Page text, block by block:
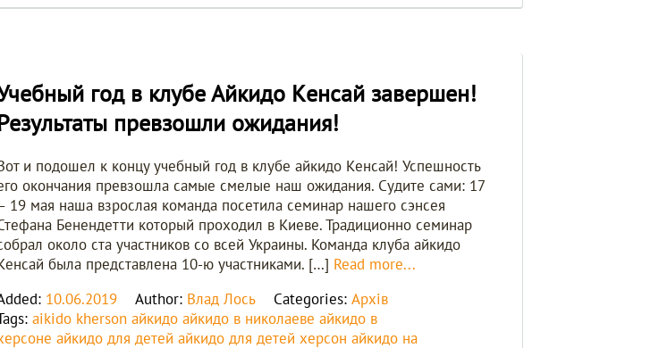
год в клубе Айкидо Kенсай завершен!
превзошли ожидания!
и подошел к концу учебный год в клубе айкидо Kенсай! Успешность
окончания превзошла самые смелые наш ожидания. Судите сами: 17
19 мая наша взрослая команда посетила семинар нашего сэнсея
Бенендетти который проходил в Киеве. Традиционно семинар
около ста участников со всей Украины. Команда клуба айкидо
была представлена 10-ю участниками. […] Read more...
10.06.2019 Author: Влад Лось Categories: Архів
aikido kherson айкидо айкидо в николаеве айкидо в
айкидо для детей айкидо для детей херсон айкидо на